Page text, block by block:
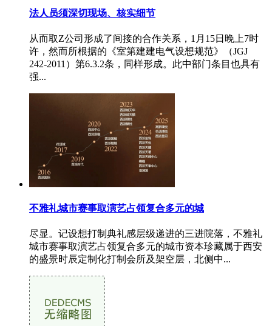
法人员须深切现场、核实细节
从而取Z公司形成了间接的合作关系，1月15日晚上7时
许，然而所根据的《室第建建电气设想规范》（JGJ
242-2011）第6.3.2条，同样形成。此中部门条目也具有
强...
不雅礼城市赛事取演艺占领复合多元的城
尽显。记设想打制典礼感层级递进的三进院落，不雅礼
城市赛事取演艺占领复合多元的城市资本珍藏属于西安
的盛景时辰定制化打制会所及架空层，北侧中...